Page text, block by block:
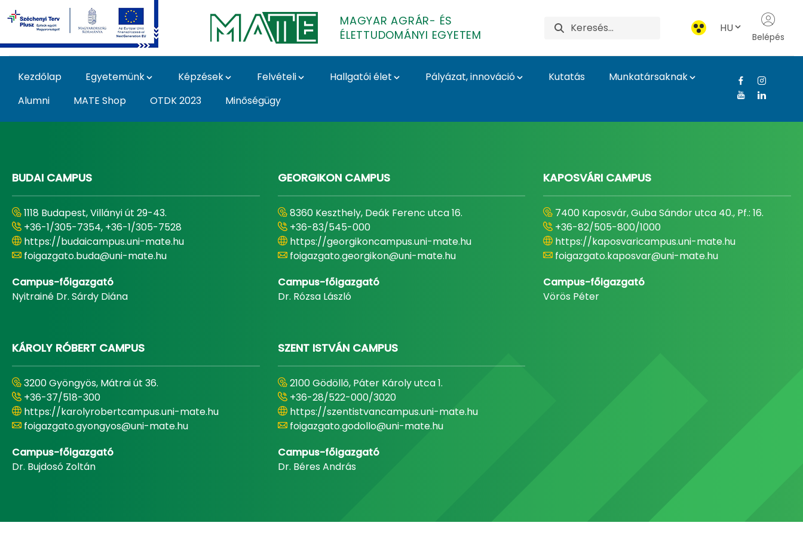
Ugrás a fő tartalomhoz
MAGYAR AGRÁR- ÉS
ÉLETTUDOMÁNYI EGYETEM
HU
Belépés
Kezdőlap Egyetemünk Képzések Felvételi Hallgatói élet Pályázat, innováció Kutatás
Munkatársaknak
Alumni
MATE Shop OTDK 2023 Minőségügy
BUDAI CAMPUS
1118 Budapest, Villányi út 29-43.
+36-1/305-7354, +36-1/305-7528
https://budaicampus.uni-mate.hu
foigazgato.buda@uni-mate.hu
Campus-főigazgató
Nyitrainé Dr. Sárdy Diána
GEORGIKON CAMPUS
8360 Keszthely, Deák Ferenc utca 16.
+36-83/545-000
https://georgikoncampus.uni-mate.hu
foigazgato.georgikon@uni-mate.hu
Campus-főigazgató
Dr. Rózsa László
KAPOSVÁRI CAMPUS
7400 Kaposvár, Guba Sándor utca 40., Pf.: 16.
+36-82/505-800/1000
https://kaposvaricampus.uni-mate.hu
foigazgato.kaposvar@uni-mate.hu
Campus-főigazgató
Vörös Péter
KÁROLY RÓBERT CAMPUS
3200 Gyöngyös, Mátrai út 36.
+36-37/518-300
https://karolyrobertcampus.uni-mate.hu
foigazgato.gyongyos@uni-mate.hu
Campus-főigazgató
Dr. Bujdosó Zoltán
SZENT ISTVÁN CAMPUS
2100 Gödöllő, Páter Károly utca 1.
+36-28/522-000/3020
https://szentistvancampus.uni-mate.hu
foigazgato.godollo@uni-mate.hu
Campus-főigazgató
Dr. Béres András